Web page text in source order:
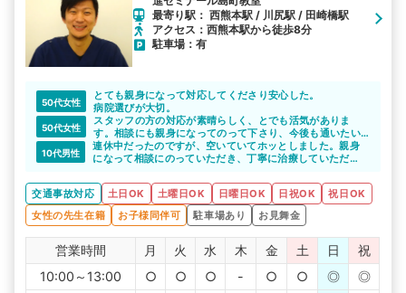
最寄り駅： 西熊本駅 / 川尻駅 / 田崎橋駅
アクセス：西熊本駅から徒歩8分
駐車場：有
50代女性
とても親身になって対応してくださり安心した。
病院選びが大切。
50代女性
スタッフの方の対応が素晴らしく、とでも活気がありま
す。相談にも親身になってのって下さり、今後も通いたい
です。
10代男性
連休中だったのですが、空いていてホッとしました。親身
になって相談にのっていただき、丁寧に治療していただ
交通事故対応
土日OK 土曜日OK 日曜日OK 日祝OK
祝日OK
女性の先生在籍
お子様同伴可 駐車場あり お見舞金
営業時間 月 火 水 木 金 土 日
祝
10:00～13:00
○ ○ ○ - ○ ○ ◎
◎